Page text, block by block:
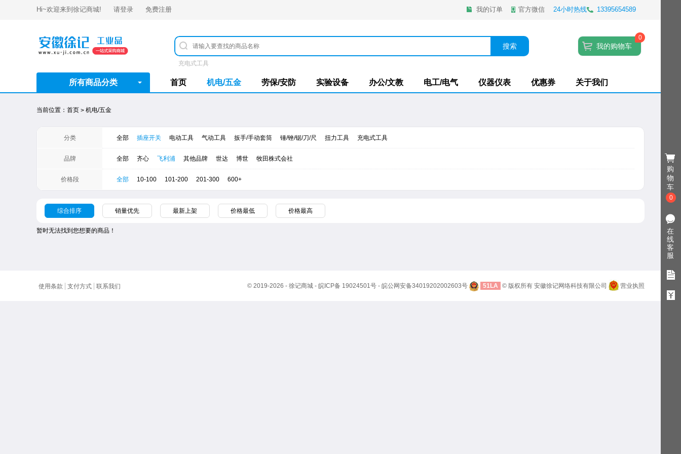
Hi~欢迎来到 徐记商城! 请登录 免费注册 我的订单 官方微信 24小时热线 13395654589
搜索
充电式工具
我的购物车
0
所有商品分类 首页 机电/五金 劳保/安防 实验设备 办公/文教 电工/电气 仪器仪表 优惠券 关于我们
当前位置： 首页 > 机电/五金
分类 全部 插座开关 电动工具 气动工具 扳手/手动套筒 锤/锉/锯/刀/尺 扭力工具 充电式工具
品牌 全部 齐心 飞利浦 其他品牌 世达 ​博世 牧田株式会社
价格段 全部 10-100 101-200 201-300 600+
综合排序 销量优先 最新上架 价格最低 价格最高
暂时无法找到您想要的商品！
购
物
车
0
在
线
客
服
© 2019-2026 - 徐记商城 - 皖ICP备 19024501号 - 皖公网安备34019202002603号 51LA © 版权所有 安徽徐记网络科技有限公司 营业执照
使用条款 支付方式 联系我们